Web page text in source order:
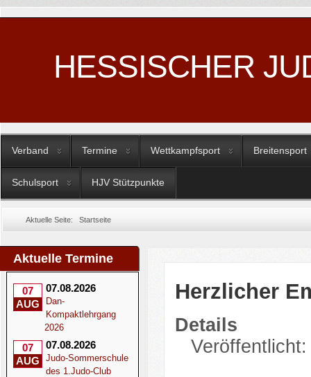
HESSISCHER
Verband Termine Wettkampfsport Breitensport
Schulsport HJV Stützpunkte
Aktuelle Seite: Startseite
Aktuelle Termine
07
AUG
07.08.2026
Dan-
Kompaktlehrgang
2026
07
AUG
07.08.2026
Judo-Sommerschule
des 1.Judo-Club
Herzlicher
Details